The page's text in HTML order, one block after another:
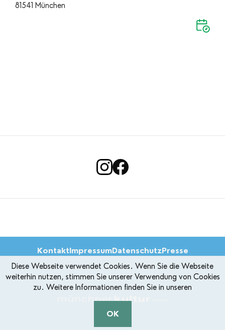
81541 München
KontaktImpressumDatenschutzPresse
Diese Webseite verwendet Cookies. Wenn Sie die Webseite
weiterhin nutzen, stimmen Sie unserer Verwendung von Cookies
zu. Weitere Informationen finden Sie in unseren
OK